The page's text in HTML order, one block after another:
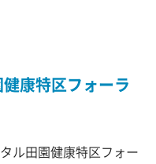
康特区フォーラ
ル田園健康特区フォー